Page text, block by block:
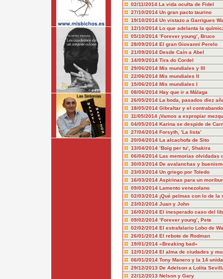
02/11/2014 La vida oculta de Fidel
27/10/2014 Un gran pacto taurino
19/10/2014 Un vistazo a Garrigues
12/10/2014 Lo que adelanta la
05/10/2014 ’Forever young’, Bruce
28/09/2014 El gran Giovanni Perelo
21/09/2014 Desde Caín a Abel
14/09/2014 Tira do Cordel
29/06/2014 Mis mundiales y III
22/06/2014 Mis mundiales II
15/06/2014 Mis mundiales I
08/06/2014 Hay que ir a Málaga
26/05/2014 La boda, pasados diez
18/05/2014 Gibraltar y el
11/05/2014 ¡Vamos a expropiar
04/05/2014 Karina se despide de
27/04/2014 Forsyth, ’La lista’
20/04/2014 La alcachofa de Sito
13/04/2014 ’Boig per tu’, Shakira
06/04/2014 Las memorias olvidadas
30/03/2014 De avalanchas y
23/03/2014 Un griego por Toledo
16/03/2014 Aspirinas para un
09/03/2014 Lamento venezolano
02/03/2014 ¡Qué pelmas con lo de la
23/02/2014 Juan y John
16/02/2014 El inesperado caso del
09/02/2014 ’Forever young’, Pete
02/02/2014 El estrafalario Lobo de
26/01/2014 El rebote de Rodman
19/01/2014 «Breaking bad»
12/01/2014 El alma de ciudades y
06/01/2014 Tony Manero y la 14
29/12/2013 De Adelson a Lolita
22/12/2013 Nelson y Gary